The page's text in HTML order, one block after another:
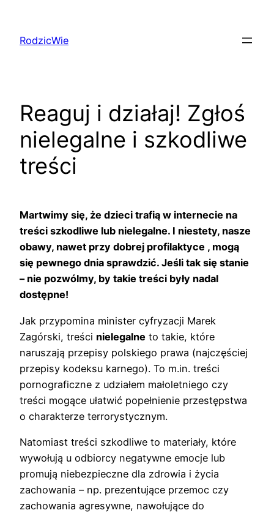
treściRodzicWie
Reaguj i działaj! Zgłoś
nielegalne i szkodliwe
treści
Martwimy się, że dzieci trafią w internecie na
treści szkodliwe lub nielegalne. I niestety, nasze
obawy, nawet przy dobrej profilaktyce , mogą
się pewnego dnia sprawdzić. Jeśli tak się stanie
– nie pozwólmy, by takie treści były nadal
dostępne!
Jak przypomina minister cyfryzacji Marek
Zagórski, treści nielegalne to takie, które
naruszają przepisy polskiego prawa (najczęściej
przepisy kodeksu karnego). To m.in. treści
pornograficzne z udziałem małoletniego czy
treści mogące ułatwić popełnienie przestępstwa
o charakterze terrorystycznym.
Natomiast treści szkodliwe to materiały, które
wywołują u odbiorcy negatywne emocje lub
promują niebezpieczne dla zdrowia i życia
zachowania – np. prezentujące przemoc czy
zachowania agresywne, nawołujące do